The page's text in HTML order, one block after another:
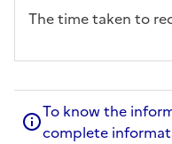
The time taken to
To know the
complete